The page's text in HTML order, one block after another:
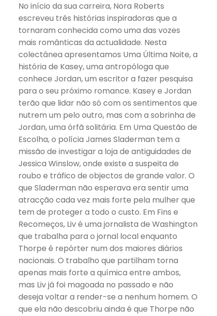
No início da sua carreira, Nora Roberts
escreveu três histórias inspiradoras que a
tornaram conhecida como uma das vozes
mais românticas da actualidade. Nesta
colectânea apresentamos Uma Última Noite, a
história de Kasey, uma antropóloga que
conhece Jordan, um escritor a fazer pesquisa
para o seu próximo romance. Kasey e Jordan
terão que lidar não só com os sentimentos que
nutrem um pelo outro, mas com a sobrinha de
Jordan, uma órfã solitária. Em Uma Questão de
Escolha, o polícia James Sladerman tem a
missão de investigar a loja de antiguidades de
Jessica Winslow, onde existe a suspeita de
roubo e tráfico de objectos de grande valor. O
que Sladerman não esperava era sentir uma
atracção cada vez mais forte pela mulher que
tem de proteger a todo o custo. Em Fins e
Recomeços, Liv é uma jornalista de Washington
que trabalha para o jornal local enquanto
Thorpe é repórter num dos maiores diários
nacionais. O trabalho que partilham torna
apenas mais forte a química entre ambos,
mas Liv já foi magoada no passado e não
deseja voltar a render-se a nenhum homem. O
que ela não descobriu ainda é que Thorpe não